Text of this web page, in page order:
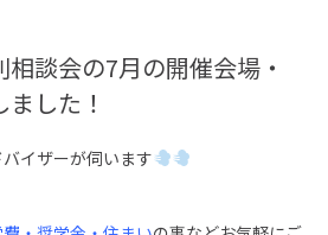
談会の7月の開催会場・
した！
イザーが伺います